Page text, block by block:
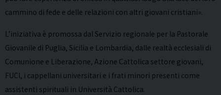
cammino di fede e delle relazioni con altri giovani cristiani».
L’iniziativa è promossa dal Servizio regionale per la Pastorale
Giovanile di Puglia, Sicilia e Lombardia, dalle realtà ecclesiali di
Comunione e Liberazione, Azione Cattolica settore giovani,
FUCI, i cappellani universitari e i frati minori presenti come
assistenti spirituali in Università Cattolica.